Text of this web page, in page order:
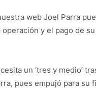
web Joel Parra
operación y el pago de
un ‘tres y medio’
pues empujó para